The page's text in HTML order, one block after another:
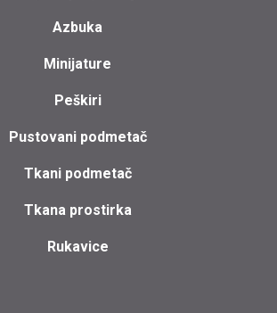
Azbuka
Minijature
Peškiri
Pustovani podmetač
Tkani podmetač
Tkana prostirka
Rukavice